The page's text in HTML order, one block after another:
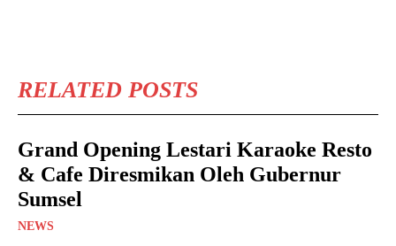
RELATED POSTS
Grand Opening Lestari Karaoke Resto
& Cafe Diresmikan Oleh Gubernur
Sumsel
NEWS